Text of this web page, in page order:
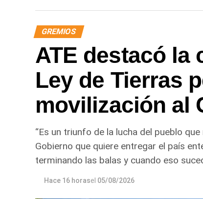
GREMIOS
ATE destacó la
Ley de Tierras
movilización al
“Es un triunfo de la lucha del pueblo
Gobierno que quiere entregar el país
terminando las balas y cuando eso
Hace 16 horasel 05/08/2026